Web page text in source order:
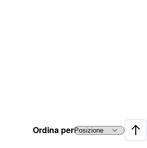
Ordina per